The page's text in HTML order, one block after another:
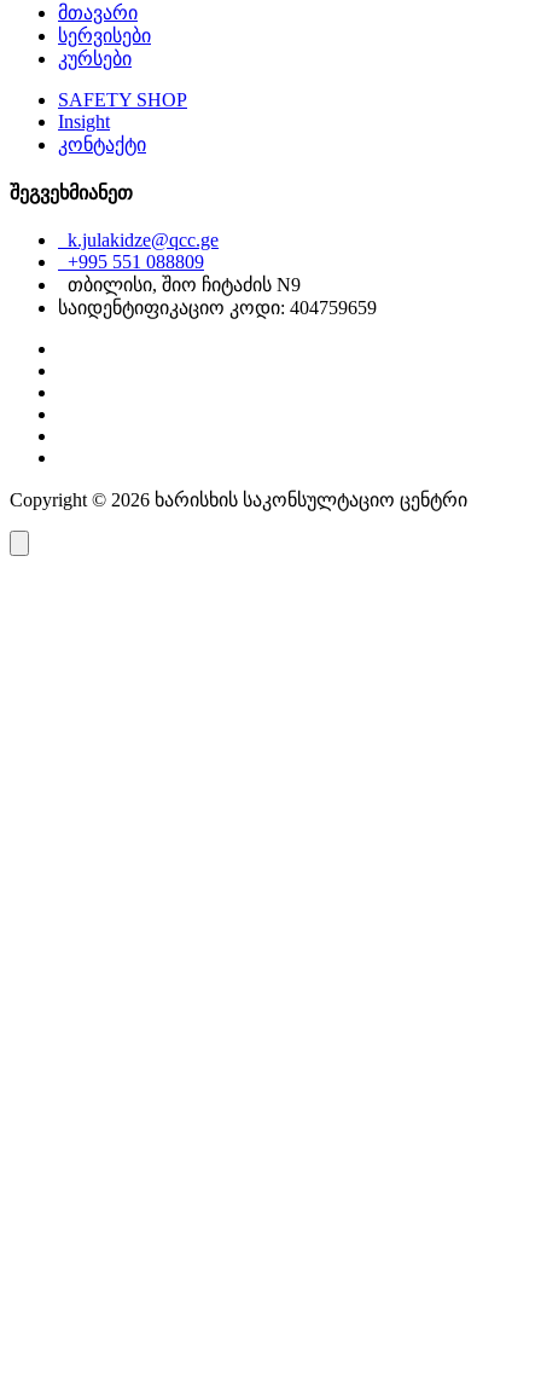
მთავარი
სერვისები
კურსები
SAFETY SHOP
Insight
კონტაქტი
შეგვეხმიანეთ
k.julakidze@qcc.ge
+995 551 088809
თბილისი, შიო ჩიტაძის N9
საიდენტიფიკაციო კოდი: 404759659
Copyright © 2026 ხარისხის საკონსულტაციო ცენტრი